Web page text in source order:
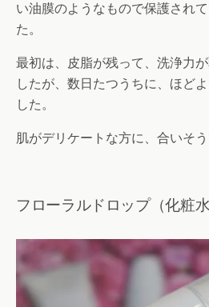
い油膜のようなもので保護され
た。
最初は、皮脂が残って、洗浄力
したが、数日たつうちに、ほど
した。
肌がデリケートな方に、合いそう
フローラルドロップ（化粧水